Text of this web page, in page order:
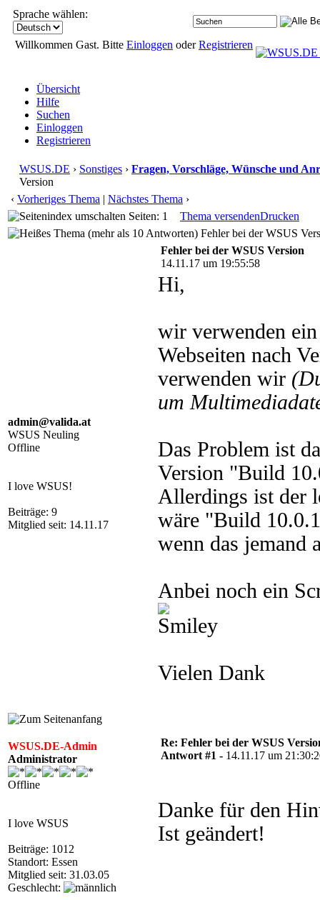
Sprache wählen:
Willkommen Gast. Bitte Einloggen oderRegistrieren
Übersicht
Hilfe
Suchen
Einloggen
Registrieren
WSUS.DE › Sonstiges › Fragen, Vorschläge, Wünsche und
Version
‹ Vorheriges Thema | Nächstes Thema ›
Seiten: 1
Thema versendenDrucken
Fehler bei der WSUS
admin@valida.at
WSUS Neuling
Offline
I love WSUS!
Beiträge: 9
Mitglied seit: 14.11.17
Fehler bei der WSUS Version
14.11.17 um 19:55:58
Hi,
wir verwenden
Webseiten nach
verwenden wir
um
Das Problem ist
Version "Build
Allerdings ist der
wäre "Build
wenn das jemand
Anbei noch ein
Vielen Dank
WSUS.DE-Admin
Administrator
Offline
I love WSUS
Beiträge: 1012
Standort: Essen
Mitglied seit: 31.03.05
Geschlecht:
Re: Fehler bei der WSUS
Antwort #1 - 14.11.17 um
Danke für den
Ist geändert!